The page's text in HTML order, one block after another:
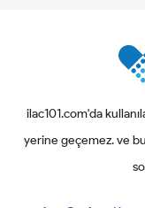
ilac101.com'da
yerine geçemez. ve